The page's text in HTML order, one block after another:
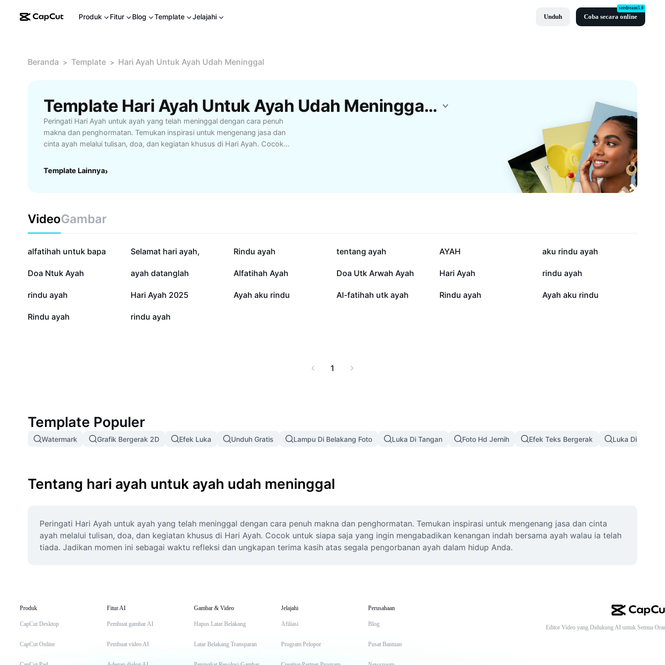
Produk Fitur Blog Template Jelajahi Unduh Coba secara online
seedream5.0
Beranda > Template > Hari Ayah Untuk Ayah Udah Meninggal
Template Hari Ayah Untuk Ayah Udah Meninggal Gratis Dari CapCut
Peringati Hari Ayah untuk ayah yang telah meninggal dengan cara penuh
makna dan penghormatan. Temukan inspirasi untuk mengenang jasa dan
cinta ayah melalui tulisan, doa, dan kegiatan khusus di Hari Ayah. Cocok
walau ia telah tiada. Jadikan momen ini sebagai waktu refleksi dan ungkapan
Template Lainnya›
VideoGambar
167,8 rb
alfatihah untuk bapa 57,8 rb
Selamat hari ayah, 44,2 rb
Rindu ayah 20,6 rb
tentang ayah 19,7 rb
AYAH 18 rb
aku rindu ayah
16,7 rb
Doa Ntuk Ayah 12,3 rb
ayah datanglah 7 rb
Alfatihah Ayah 6,1 rb
Doa Utk Arwah Ayah 3,5 rb
Hari Ayah 3,1 rb
rindu ayah
2,5 rb
rindu ayah 995
Hari Ayah 2025 861
Ayah aku rindu 422
Al-fatihah utk ayah 364
Rindu ayah 193
Ayah aku rindu
0
Rindu ayah 0
rindu ayah
1
Template Populer
Watermark Grafik Bergerak 2D Efek Luka Unduh Gratis Lampu Di Belakang Foto Luka Di Tangan Foto Hd Jernih Efek Teks Bergerak Luka Di Wajah
Tentang hari ayah untuk ayah udah meninggal
Peringati Hari Ayah untuk ayah yang telah meninggal dengan cara penuh makna dan penghormatan. Temukan inspirasi untuk mengenang jasa dan cinta
ayah melalui tulisan, doa, dan kegiatan khusus di Hari Ayah. Cocok untuk siapa saja yang ingin mengabadikan kenangan indah bersama ayah walau ia telah
tiada. Jadikan momen ini sebagai waktu refleksi dan ungkapan terima kasih atas segala pengorbanan ayah dalam hidup Anda.
Produk
CapCut Desktop
CapCut Online
Fitur AI
Pembuat gambar AI
Pembuat video AI
Gambar & Video
Hapus Latar Belakang
Latar Belakang Transparan
Jelajahi
Afiliasi
Program Pelopor
Perusahaan
Blog
Pusat Bantuan
Editor Video yang Didukung AI untuk Semua